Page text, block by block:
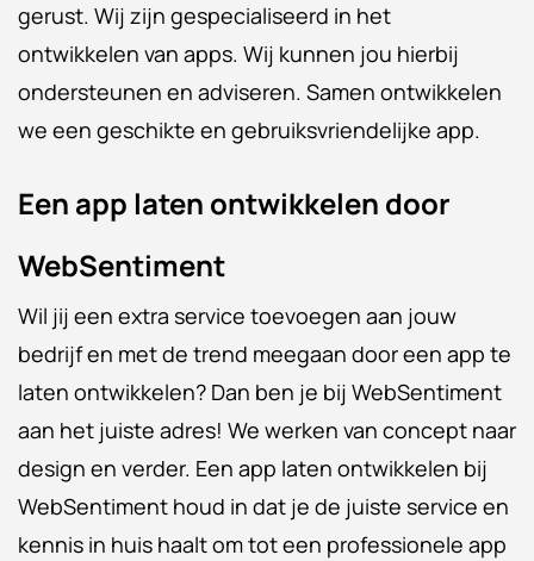
gerust. Wij zijn gespecialiseerd in het
ontwikkelen van apps. Wij kunnen jou hierbij
ondersteunen en adviseren. Samen ontwikkelen
we een geschikte en gebruiksvriendelijke app.
Een app laten ontwikkelen door
WebSentiment
Wil jij een extra service toevoegen aan jouw
bedrijf en met de trend meegaan door een app te
laten ontwikkelen? Dan ben je bij WebSentiment
aan het juiste adres! We werken van concept naar
design en verder. Een app laten ontwikkelen bij
WebSentiment houd in dat je de juiste service en
kennis in huis haalt om tot een professionele app